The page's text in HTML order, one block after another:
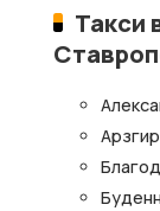
Такси
Арзгир